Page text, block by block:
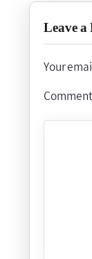
Leave a
Your
Comment